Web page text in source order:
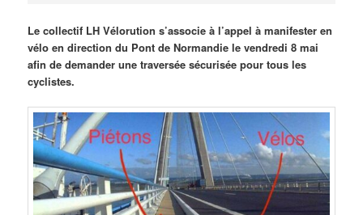
Le collectif LH Vélorution s’associe à l’appel à manifester en
vélo en direction du Pont de Normandie le vendredi 8 mai
afin de demander une traversée sécurisée pour tous les
cyclistes.